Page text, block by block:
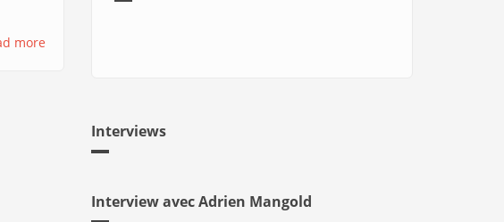
more
Interviews
Interview avec Adrien Mangold